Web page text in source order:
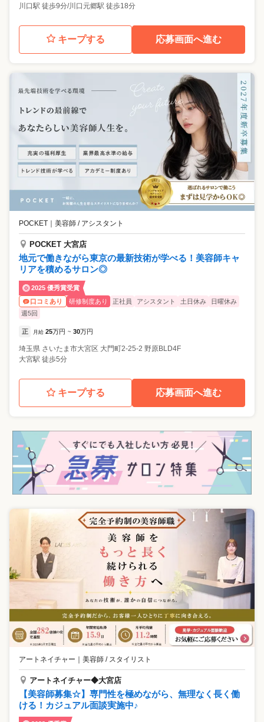
川口駅 徒歩9分/川口元郷駅 徒歩18分
キープする 応募画面へ進む
POCKET 美容師 / アシスタント
POCKET 大宮店
地元で働きながら東京の最新技術が学べる！美容師キャ
リアを積めるサロン◎
2025 優秀賞受賞
口コミあり
研修制度あり 正社員 アシスタント 土日休み
日曜休み
週5回
正 月給 25万円 ~ 30万円
埼玉県 さいたま市大宮区 大門町2-25-2 野原BLD4F
大宮駅 徒歩5分
キープする 応募画面へ進む
アートネイチャー 美容師 / スタイリスト
アートネイチャー◆大宮店
【美容師募集☆】専門性を極めながら、無理なく長く働
ける！カジュアル面談実施中♪